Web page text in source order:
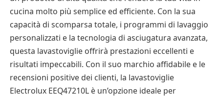
cucina molto più semplice ed efficiente. Con la sua
capacità di scomparsa totale, i programmi di lavaggio
personalizzati e la tecnologia di asciugatura avanzata,
questa lavastoviglie offrirà prestazioni eccellenti e
risultati impeccabili. Con il suo marchio affidabile e le
recensioni positive dei clienti, la lavastoviglie
Electrolux EEQ47210L è un’opzione ideale per